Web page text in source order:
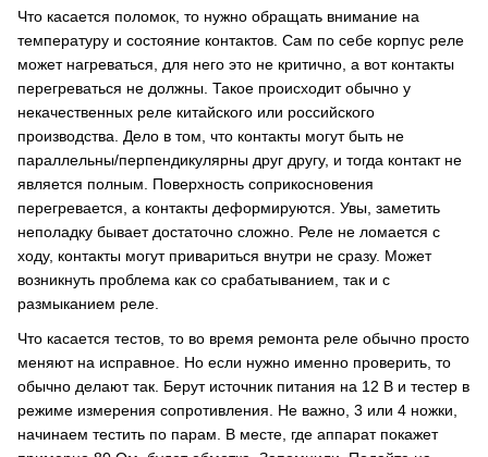
Что касается поломок, то нужно обращать внимание на
температуру и состояние контактов. Сам по себе корпус реле
может нагреваться, для него это не критично, а вот контакты
перегреваться не должны. Такое происходит обычно у
некачественных реле китайского или российского
производства. Дело в том, что контакты могут быть не
параллельны/перпендикулярны друг другу, и тогда контакт не
является полным. Поверхность соприкосновения
перегревается, а контакты деформируются. Увы, заметить
неполадку бывает достаточно сложно. Реле не ломается с
ходу, контакты могут привариться внутри не сразу. Может
возникнуть проблема как со срабатыванием, так и с
размыканием реле.
Что касается тестов, то во время ремонта реле обычно просто
меняют на исправное. Но если нужно именно проверить, то
обычно делают так. Берут источник питания на 12 В и тестер в
режиме измерения сопротивления. Не важно, 3 или 4 ножки,
начинаем тестить по парам. В месте, где аппарат покажет